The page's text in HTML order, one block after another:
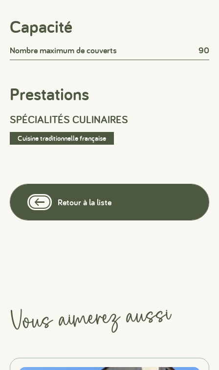
Capacité
Nombre maximum de couverts 90
Prestations
SPÉCIALITÉS CULINAIRES
Cuisine traditionnelle française
Retour à la liste
Vous aimerez aussi